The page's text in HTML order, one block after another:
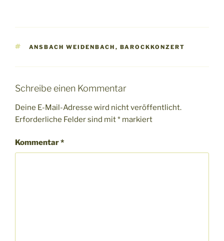
SCHLAGWÖRTER
ANSBACH WEIDENBACH , BAROCKKONZERT
Schreibe einen Kommentar
Deine E-Mail-Adresse wird nicht veröffentlicht.
Erforderliche Felder sind mit* markiert
Kommentar*